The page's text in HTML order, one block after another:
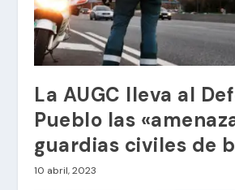
La AUGC lleva al
Pueblo las
guardias civiles de
10 abril, 2023